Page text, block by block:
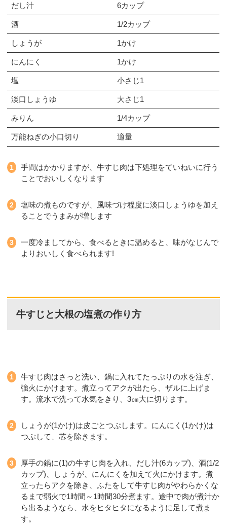
だし汁 6カップ
酒 1/2カップ
しょうが 1かけ
にんにく 1かけ
塩 小さじ1
淡口しょうゆ 大さじ1
みりん 1/4カップ
万能ねぎの小口切り 適量
手間はかかりますが、牛すじ肉は下処理をていねいに行う
ことでおいしくなります
塩味の煮ものですが、風味づけ程度に淡口しょうゆを加え
ることでうまみが増します
一度冷ましてから、食べるときに温めると、味がなじんで
よりおいしく食べられます!
牛すじと大根の塩煮の作り方
牛すじ肉はさっと洗い、鍋に入れてたっぷりの水を注ぎ、
強火にかけます。煮立ってアクが出たら、ザルに上げま
す。流水で洗って水気をきり、3㎝大に切ります。
しょうが(1かけ)は皮ごとつぶします。にんにく(1かけ)は
つぶして、芯を除きます。
厚手の鍋に(1)の牛すじ肉を入れ、だし汁(6カップ)、酒(1/2
カップ)、しょうが、にんにくを加えて火にかけます。煮
立ったらアクを除き、ふたをして牛すじ肉がやわらかくな
るまで弱火で1時間～1時間30分煮ます。途中で肉が煮汁か
ら出るようなら、水をヒタヒタになるように足して煮ま
す。